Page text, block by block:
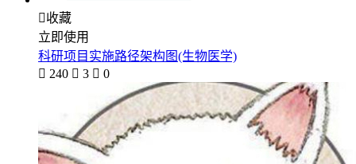
收藏
立即使用
科研项目实施路径架构图(生物医学)
 240  3  0